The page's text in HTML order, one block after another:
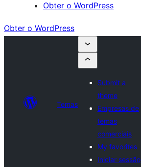
Obter o WordPress
Obter o WordPress
Temas
Submit a
theme
Empresas de
temas
comerciais
My favorites
Iniciar sessão